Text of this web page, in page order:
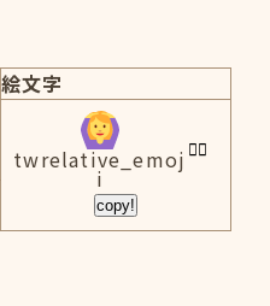
絵文字
twrelative_emoj
i
copy!